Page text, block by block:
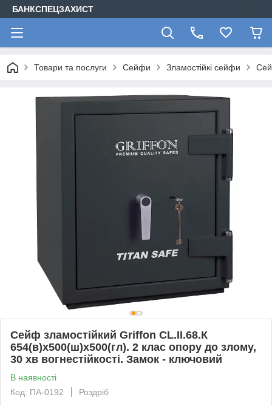
БАНКСПЕЦЗАХИСТ
Товари та послуги Сейфи Зламостійкі сейфи
Сейф зламостійкий Griffon CL.II.68.К
654(в)х500(ш)х500(гл). 2 клас опору до злому,
30 хв вогнестійкості. Замок - ключовий
В наявності
Код: ПА-0192
Роздріб